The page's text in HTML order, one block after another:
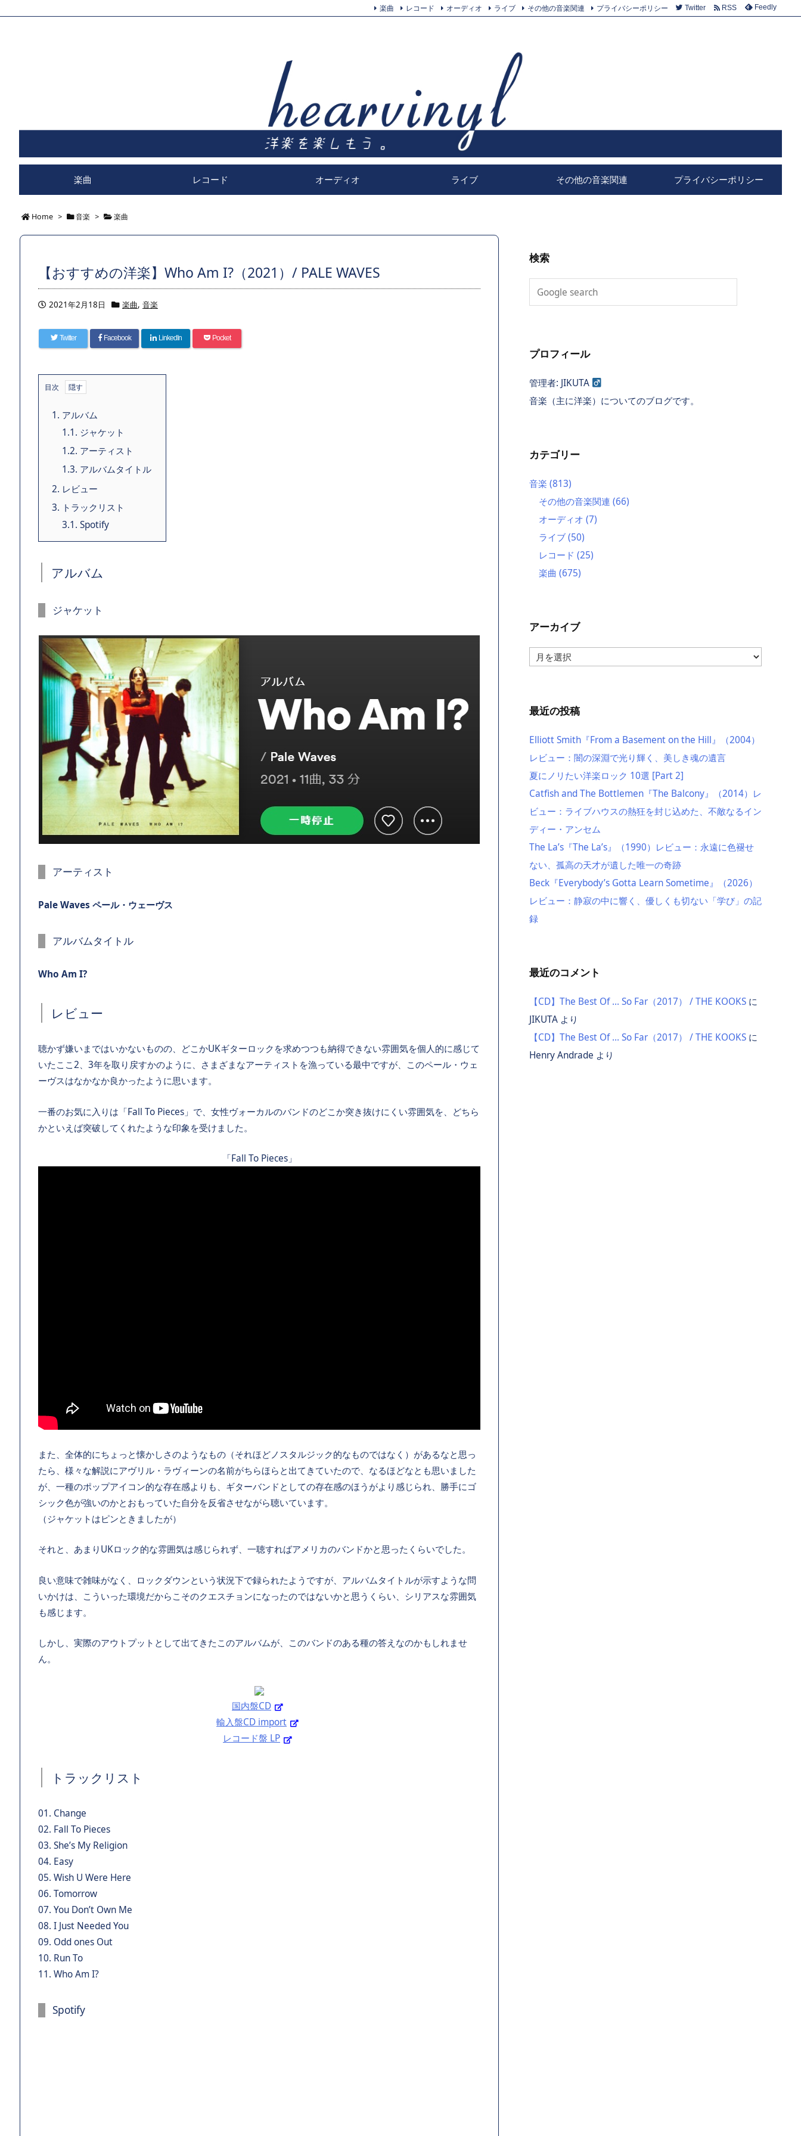
楽曲 レコード オーディオ ライブ その他の音楽関連 プライバシーポリシー
楽曲 レコード オーディオ ライブ その他の音楽関連 プライバシーポリシー Twitter RSS Feedly
Home > 音楽 > 楽曲
【おすすめの洋楽】Who Am I?（2021）/ PALE WAVES
2021年2月18日 楽曲, 音楽
Twitter Facebook LinkedIn Pocket
目次
1. アルバム
1.1. ジャケット
1.2. アーティスト
1.3. アルバムタイトル
2. レビュー
3. トラックリスト
3.1. Spotify
アルバム
ジャケット
アーティスト
Pale Waves ペール・ウェーヴス
アルバムタイトル
Who Am I?
レビュー
聴かず嫌いまではいかないものの、どこかUKギターロックを求めつつも納得できない雰囲気を個人的に感じて
いたここ2、3年を取り戻すかのように、さまざまなアーティストを漁っている最中ですが、このペール・ウェ
ーヴスはなかなか良かったように思います。
一番のお気に入りは「Fall To Pieces」で、女性ヴォーカルのバンドのどこか突き抜けにくい雰囲気を、どちら
かといえば突破してくれたような印象を受けました。
「Fall To Pieces」
また、全体的にちょっと懐かしさのようなもの（それほどノスタルジック的なものではなく）があるなと思っ
たら、様々な解説にアヴリル・ラヴィーンの名前がちらほらと出てきていたので、なるほどなとも思いました
が、一種のポップアイコン的な存在感よりも、ギターバンドとしての存在感のほうがより感じられ、勝手にゴ
シック色が強いのかとおもっていた自分を反省させながら聴いています。
（ジャケットはピンときましたが）
それと、あまりUKロック的な雰囲気は感じられず、一聴すればアメリカのバンドかと思ったくらいでした。
良い意味で雑味がなく、ロックダウンという状況下で録られたようですが、アルバムタイトルが示すような問
いかけは、こういった環境だからこそのクエスチョンになったのではないかと思うくらい、シリアスな雰囲気
も感じます。
しかし、実際のアウトプットとして出てきたこのアルバムが、このバンドのある種の答えなのかもしれませ
ん。
国内盤CD
輸入盤CD import
レコード盤 LP
トラックリスト
01. Change
02. Fall To Pieces
03. She’s My Religion
04. Easy
05. Wish U Were Here
06. Tomorrow
07. You Don’t Own Me
08. I Just Needed You
09. Odd ones Out
10. Run To
11. Who Am I?
Spotify
検索
プロフィール
管理者: JIKUTA
音楽（主に洋楽）についてのブログです。
カテゴリー
音楽 (813)
その他の音楽関連 (66)
オーディオ (7)
ライブ(50)
レコード (25)
楽曲 (675)
アーカイブ
ー
ブ
最近の投稿
Elliott Smith『From a Basement on the Hill』（2004）
レビュー：闇の深淵で光り輝く、美しき魂の遺言
夏にノリたい洋楽ロック 10選 [Part 2]
Catfish and The Bottlemen『The Balcony』（2014）レ
ビュー：ライブハウスの熱狂を封じ込めた、不敵なるイン
ディー・アンセム
The La’s『The La’s』（1990）レビュー：永遠に色褪せ
ない、孤高の天才が遺した唯一の奇跡
Beck『Everybody’s Gotta Learn Sometime』（2026）
レビュー：静寂の中に響く、優しくも切ない「学び」の記
録
最近のコメント
【CD】The Best Of … So Far（2017） / THE KOOKS に
JIKUTA より
【CD】The Best Of … So Far（2017） / THE KOOKS に
Henry Andrade より